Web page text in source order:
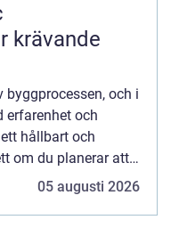
krävande
byggprocessen, och i
erfarenhet och
hållbart och
om du planerar att
05 augusti 2026